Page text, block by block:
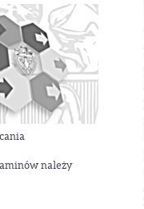
należy